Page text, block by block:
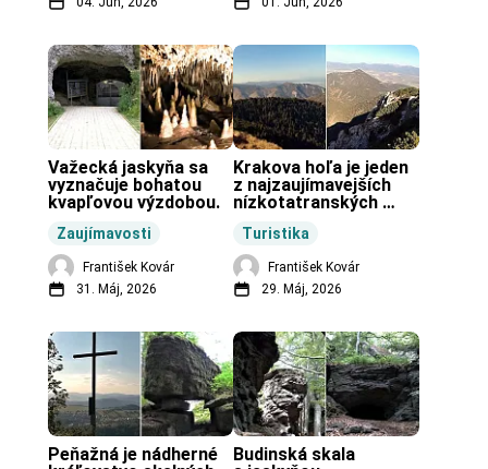
Zaujímavosti
Važecká jaskyňa sa
vyznačuje bohatou
kvapľovou výzdobou.
František Kovár
31. Máj, 2026
Turistika
Krakova hoľa je jeden
z najzaujímavejších
nízkotatranských
František Kovár
29. Máj, 2026
Peňažná je nádherné
Budinská skala